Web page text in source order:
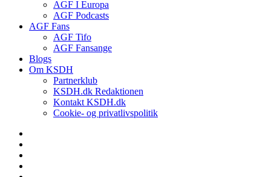
AGF I Europa
AGF Podcasts
AGF Fans
AGF Tifo
AGF Fansange
Blogs
Om KSDH
Partnerklub
KSDH.dk Redaktionen
Kontakt KSDH.dk
Cookie- og privatlivspolitik